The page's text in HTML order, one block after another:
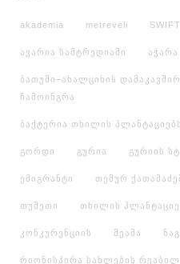
akademia metreveli SWIFT
ავარია სამტრედიაში აჭარა
ბათუმი–ახალციხის
ჩამოინგრა
ბაქტერია თხილის
გორდი გურია გურიის
ემიგრანტი თემურ
თუშეთი თხილის
კონკურენციის მეამა
რიონისპირა სახლების